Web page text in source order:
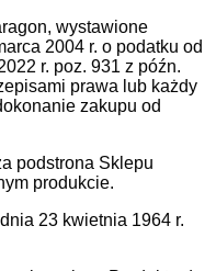
wystawione
2004 r. o podatku od
r. poz. 931 z późn.
prawa lub każdy
zakupu od
podstrona Sklepu
produkcie.
23 kwietnia 1964 r.